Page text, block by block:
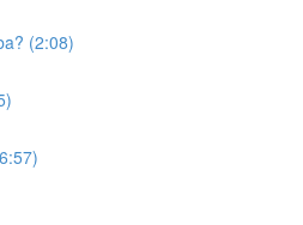
(2:08)